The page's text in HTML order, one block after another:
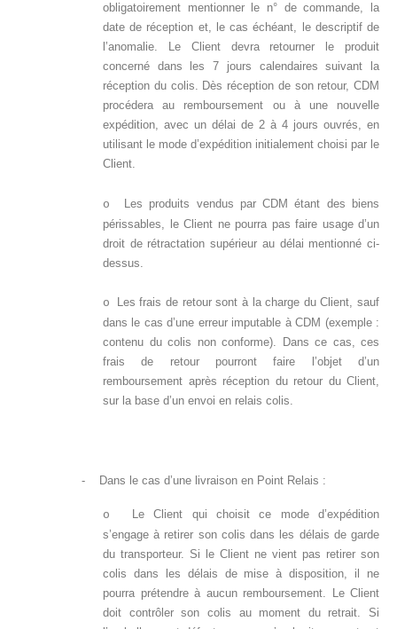
obligatoirement mentionner le n° de commande, la
date de réception et, le cas échéant, le descriptif de
l’anomalie. Le Client devra retourner le produit
concerné dans les 7 jours calendaires suivant la
réception du colis. Dès réception de son retour, CDM
procédera au remboursement ou à une nouvelle
expédition, avec un délai de 2 à 4 jours ouvrés, en
utilisant le mode d’expédition initialement choisi par le
Client.
o
Les produits vendus par CDM étant des biens
périssables, le Client ne pourra pas faire usage d’un
droit de rétractation supérieur au délai mentionné ci-
dessus.
o
Les frais de retour sont à la charge du Client, sauf
dans le cas d’une erreur imputable à CDM (exemple :
contenu du colis non conforme). Dans ce cas, ces
frais de retour pourront faire l’objet d’un
remboursement après réception du retour du Client,
sur la base d’un envoi en relais colis.
- Dans le cas d’une livraison en Point Relais :
o
Le Client qui choisit ce mode d’expédition
s’engage à retirer son colis dans les délais de garde
du transporteur. Si le Client ne vient pas retirer son
colis dans les délais de mise à disposition, il ne
pourra prétendre à aucun remboursement. Le Client
doit contrôler son colis au moment du retrait. Si